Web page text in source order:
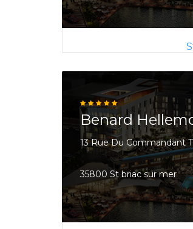
Benard
13 Rue Du Commandant
35800 St briac sur mer